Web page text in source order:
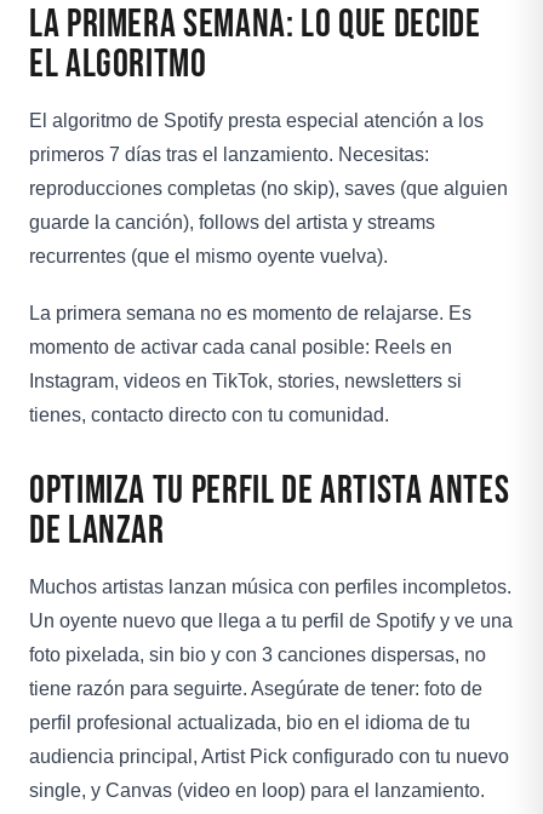
La Primera Semana: Lo Que Decide
el Algoritmo
El algoritmo de Spotify presta especial atención a los
primeros 7 días tras el lanzamiento. Necesitas:
reproducciones completas (no skip), saves (que alguien
guarde la canción), follows del artista y streams
recurrentes (que el mismo oyente vuelva).
La primera semana no es momento de relajarse. Es
momento de activar cada canal posible: Reels en
Instagram, videos en TikTok, stories, newsletters si
tienes, contacto directo con tu comunidad.
Optimiza Tu Perfil de Artista Antes
de Lanzar
Muchos artistas lanzan música con perfiles incompletos.
Un oyente nuevo que llega a tu perfil de Spotify y ve una
foto pixelada, sin bio y con 3 canciones dispersas, no
tiene razón para seguirte. Asegúrate de tener: foto de
perfil profesional actualizada, bio en el idioma de tu
audiencia principal, Artist Pick configurado con tu nuevo
single, y Canvas (video en loop) para el lanzamiento.